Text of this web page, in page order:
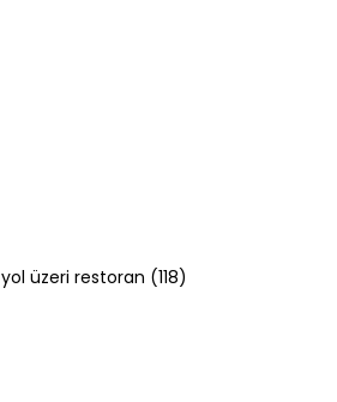
119 yazı
yol üzeri restoran (118)